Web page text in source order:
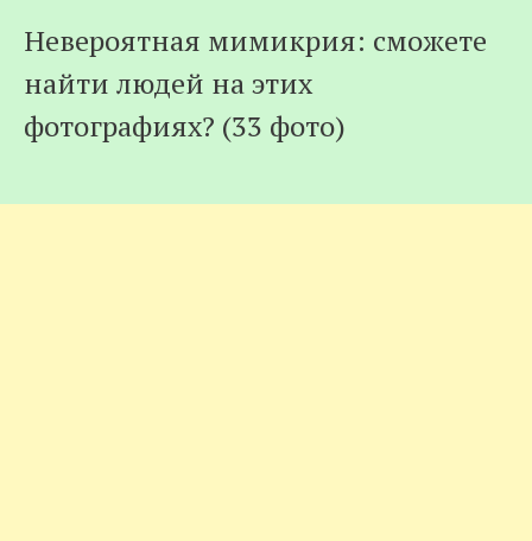
Невероятная мимикрия: сможете
найти людей на этих
фотографиях? (33 фото)